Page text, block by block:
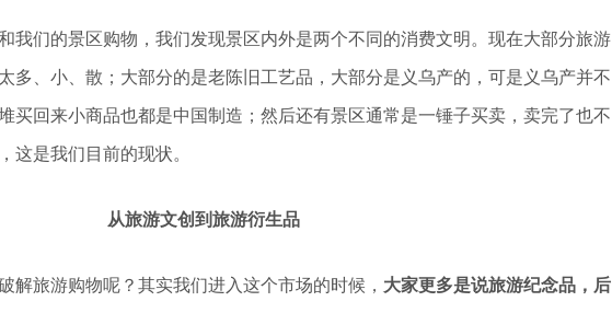
我们的景区购物，我们发现景区内外是两个不同的消费文明。现在大部分旅游
多、小、散；大部分的是老陈旧工艺品，大部分是义乌产的，可是义乌产并不
买回来小商品也都是中国制造；然后还有景区通常是一锤子买卖，卖完了也不
这是我们目前的现状。
从旅游文创到旅游衍生品
解旅游购物呢？其实我们进入这个市场的时候， 大家更多是说旅游纪念品，后